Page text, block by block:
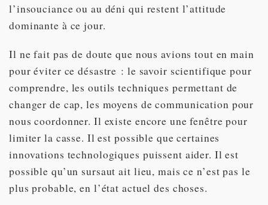
l’insouciance ou au déni qui restent l’attitude
dominante à ce jour.
Il ne fait pas de doute que nous avions tout en main
pour éviter ce désastre : le savoir scientifique pour
comprendre, les outils techniques permettant de
changer de cap, les moyens de communication pour
nous coordonner. Il existe encore une fenêtre pour
limiter la casse. Il est possible que certaines
innovations technologiques puissent aider. Il est
possible qu’un sursaut ait lieu, mais ce n’est pas le
plus probable, en l’état actuel des choses.